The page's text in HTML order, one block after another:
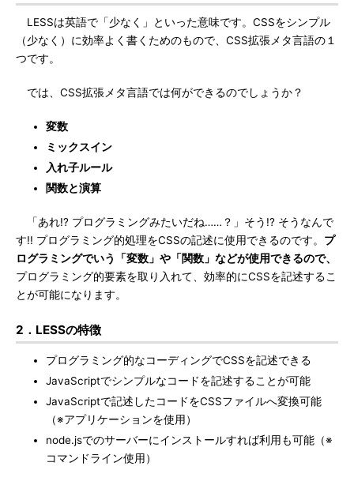
LESSは英語で「少なく」といった意味です。CSSをシンプル
（少なく）に効率よく書くためのもので、CSS拡張メタ言語の１
つです。
では、CSS拡張メタ言語では何ができるのでしょうか？
変数
ミックスイン
入れ子ルール
関数と演算
「あれ!? プログラミングみたいだね……？」そう!? そうなんで
す!! プログラミング的処理をCSSの記述に使用できるのです。 プ
ログラミングでいう「変数」や「関数」などが使用できるので、
プログラミング的要素を取り入れて、効率的にCSSを記述するこ
とが可能になります。
2．LESSの特徴
プログラミング的なコーディングでCSSを記述できる
JavaScriptでシンプルなコードを記述することが可能
JavaScriptで記述したコードをCSSファイルへ変換可能
（※アプリケーションを使用）
node.jsでのサーバーにインストールすれば利用も可能（※
コマンドライン使用）